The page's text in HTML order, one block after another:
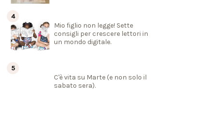
Mio figlio non legge! Sette
consigli per crescere lettori in
un mondo digitale.
C'è vita su Marte (e non solo il
sabato sera).